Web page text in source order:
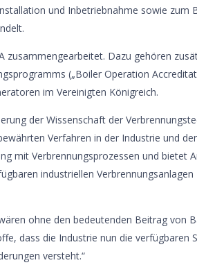
und Inbetriebnahme sowie zum
zusammengearbeitet. Dazu gehören
(„Boiler Operation
im Vereinigten Königreich.
der Wissenschaft der
Verfahren in der Industrie und
mit Verbrennungsprozessen und bietet
industriellen Verbrennungsanlagen
ohne den bedeutenden Beitrag von
dass die Industrie nun die verfügbaren
versteht.“